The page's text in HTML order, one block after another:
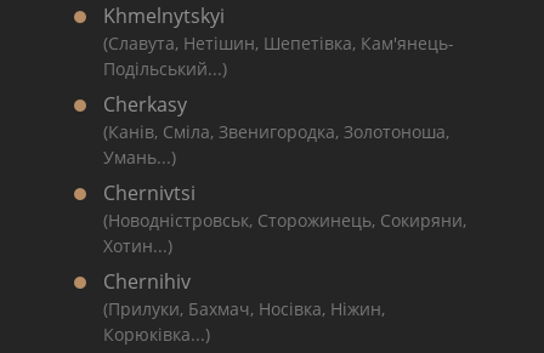
Khmelnytskyi
(Славута, Нетішин, Шепетівка, Кам'янець-
Подільський...)
Cherkasy
(Канів, Сміла, Звенигородка, Золотоноша,
Умань...)
Chernivtsi
(Новодністровськ, Сторожинець, Сокиряни,
Хотин...)
Chernihiv
(Прилуки, Бахмач, Носівка, Ніжин,
Корюківка...)